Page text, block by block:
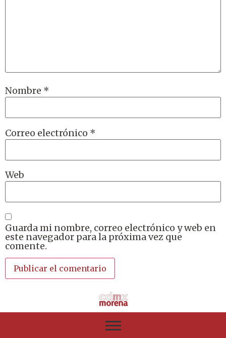
Nombre *
Correo electrónico *
Web
Guarda mi nombre, correo electrónico y web en
este navegador para la próxima vez que
comente.